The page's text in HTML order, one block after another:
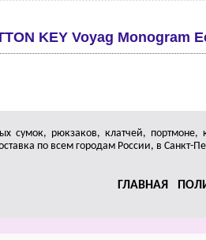
KЕY Voyag Mоnоgrаm
сумок, рюкзаков, клатчей,
по всем городам России, в Санкт-
ГЛАВНАЯ